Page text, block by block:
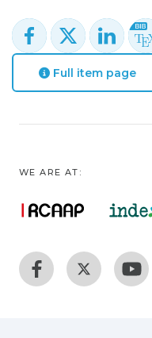
Full item page
WE ARE AT: